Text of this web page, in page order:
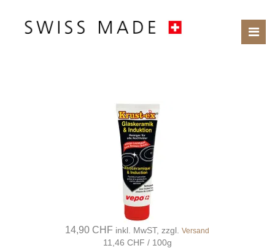
14,90 CHF inkl. MwST, zzgl.Versand
11,46 CHF / 100g